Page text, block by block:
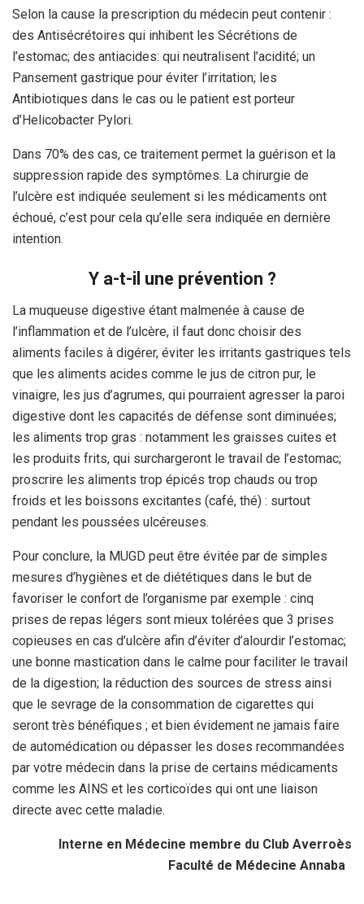
Selon la cause la prescription du médecin peut contenir :
des Antisécrétoires qui inhibent les Sécrétions de
l’estomac; des antiacides: qui neutralisent l’acidité; un
Pansement gastrique pour éviter l’irritation; les
Antibiotiques dans le cas ou le patient est porteur
d’Helicobacter Pylori.
Dans 70% des cas, ce traitement permet la guérison et la
suppression rapide des symptômes. La chirurgie de
l’ulcère est indiquée seulement si les médicaments ont
échoué, c’est pour cela qu’elle sera indiquée en dernière
intention.
Y a-t-il une prévention ?
La muqueuse digestive étant malmenée à cause de
l’inflammation et de l’ulcère, il faut donc choisir des
aliments faciles à digérer, éviter les irritants gastriques tels
que les aliments acides comme le jus de citron pur, le
vinaigre, les jus d’agrumes, qui pourraient agresser la paroi
digestive dont les capacités de défense sont diminuées;
les aliments trop gras : notamment les graisses cuites et
les produits frits, qui surchargeront le travail de l’estomac;
proscrire les aliments trop épicés trop chauds ou trop
froids et les boissons excitantes (café, thé) : surtout
pendant les poussées ulcéreuses.
Pour conclure, la MUGD peut être évitée par de simples
mesures d’hygiènes et de diététiques dans le but de
favoriser le confort de l’organisme par exemple : cinq
prises de repas légers sont mieux tolérées que 3 prises
copieuses en cas d’ulcère afin d’éviter d’alourdir l’estomac;
une bonne mastication dans le calme pour faciliter le travail
de la digestion; la réduction des sources de stress ainsi
que le sevrage de la consommation de cigarettes qui
seront très bénéfiques ; et bien évidement ne jamais faire
de automédication ou dépasser les doses recommandées
par votre médecin dans la prise de certains médicaments
comme les AINS et les corticoïdes qui ont une liaison
directe avec cette maladie.
Interne en Médecine membre du Club Averroès
Faculté de Médecine Annaba